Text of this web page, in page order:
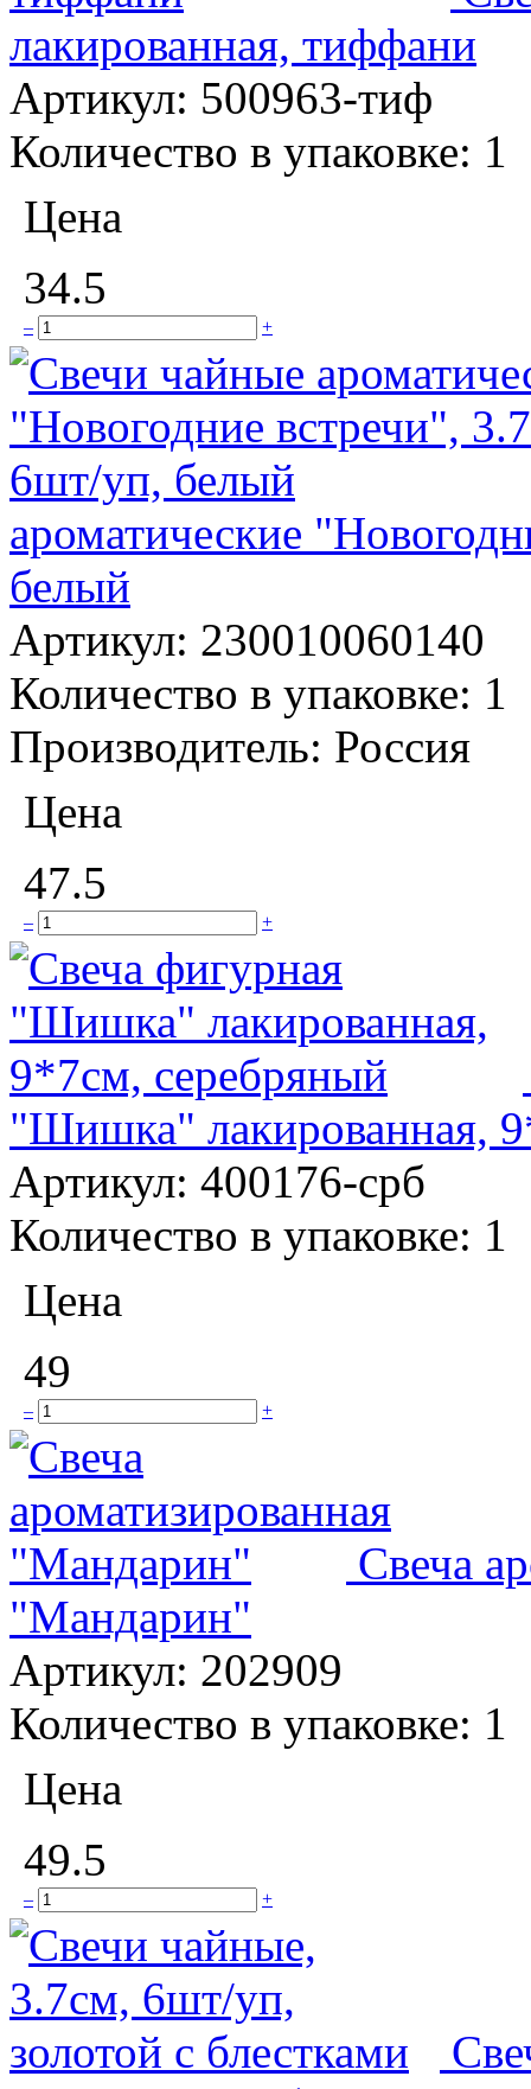
лакированная, тиффани
Артикул: 500963-тиф
Количество в упаковке: 1
Цена
34.5
– +
ароматические
белый
Артикул: 230010060140
Количество в упаковке: 1
Производитель: Россия
Цена
47.5
– +
"Шишка" лакированная,
Артикул: 400176-срб
Количество в упаковке: 1
Цена
49
– +
Свеча
"Мандарин"
Артикул: 202909
Количество в упаковке: 1
Цена
49.5
– +